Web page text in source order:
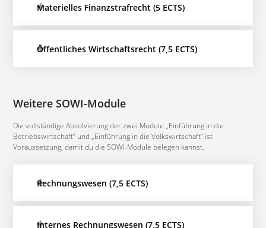
Materielles Finanzstrafrecht (5 ECTS)
Öffentliches Wirtschaftsrecht (7,5 ECTS)
Weitere SOWI-Module
Die vollständige Absolvierung der zwei Module „Einführung in die
Betriebswirtschaft“ und „Einführung in die Volkswirtschaft“ ist
Voraussetzung, damit du die SOWI-Module belegen kannst.
Rechnungswesen (7,5 ECTS)
Internes Rechnungswesen (7,5 ECTS)